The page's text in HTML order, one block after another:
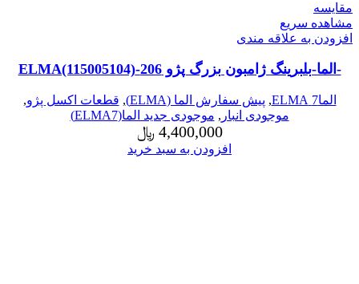
مقایسه
مشاهده سریع
افزودن به علاقه مندی
-الما-بلبرینگ ژامبون بزرگ پژو 206-ELMA(115005104)
الما7 ELMA , پیش سفارش الما (ELMA) , قطعات اکسل پژو,
موجودی انبار , موجودی جدید الما(ELMA7)
4,400,000 ﷼
افزودن به سبد خرید